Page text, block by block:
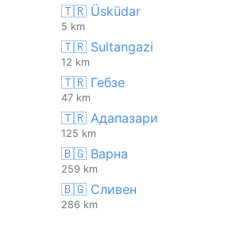
🇹🇷 Üsküdar
5 km
🇹🇷 Sultangazi
12 km
🇹🇷 Гебзе
47 km
🇹🇷 Адапазари
125 km
🇧🇬 Варна
259 km
🇧🇬 Сливен
286 km